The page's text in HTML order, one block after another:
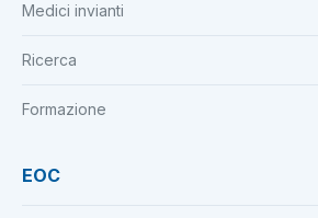
Medici invianti
Ricerca
Formazione
EOC